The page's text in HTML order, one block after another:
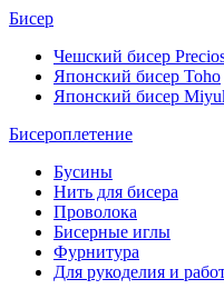
Бисер
Чешский бисер
Японский бисер Toho
Японский бисер
Бисероплетение
Бусины
Нить для бисера
Проволока
Бисерные иглы
Фурнитура
Для рукоделия и